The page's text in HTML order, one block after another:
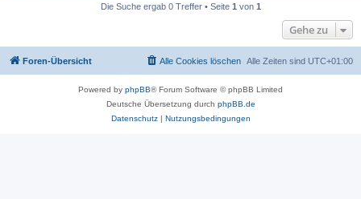
Die Suche ergab 0 Treffer • Seite 1 von 1
Gehe zu
Foren-Übersicht Alle Zeiten sind UTC+01:00
Alle Cookies löschen
Powered by phpBB® Forum Software © phpBB Limited
Deutsche Übersetzung durch phpBB.de
Datenschutz| Nutzungsbedingungen